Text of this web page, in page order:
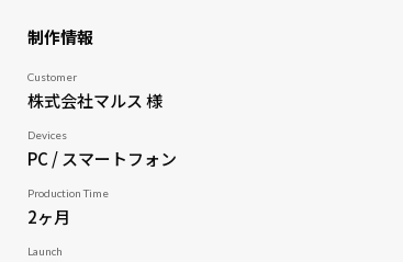
制作情報
Customer
株式会社マルス 様
Devices
PC / スマートフォン
Production Time
2ヶ月
Launch